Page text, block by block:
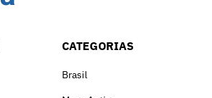
CATEGORIAS
Brasil